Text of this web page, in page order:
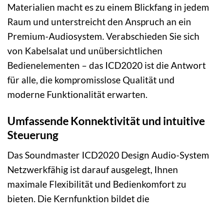
Materialien macht es zu einem Blickfang in jedem
Raum und unterstreicht den Anspruch an ein
Premium-Audiosystem. Verabschieden Sie sich
von Kabelsalat und unübersichtlichen
Bedienelementen – das ICD2020 ist die Antwort
für alle, die kompromisslose Qualität und
moderne Funktionalität erwarten.
Umfassende Konnektivität und intuitive
Steuerung
Das Soundmaster ICD2020 Design Audio-System
Netzwerkfähig ist darauf ausgelegt, Ihnen
maximale Flexibilität und Bedienkomfort zu
bieten. Die Kernfunktion bildet die